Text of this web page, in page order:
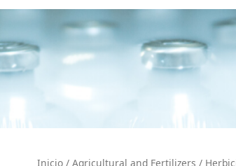
Inicio/ Agricultural and Fertilizers /